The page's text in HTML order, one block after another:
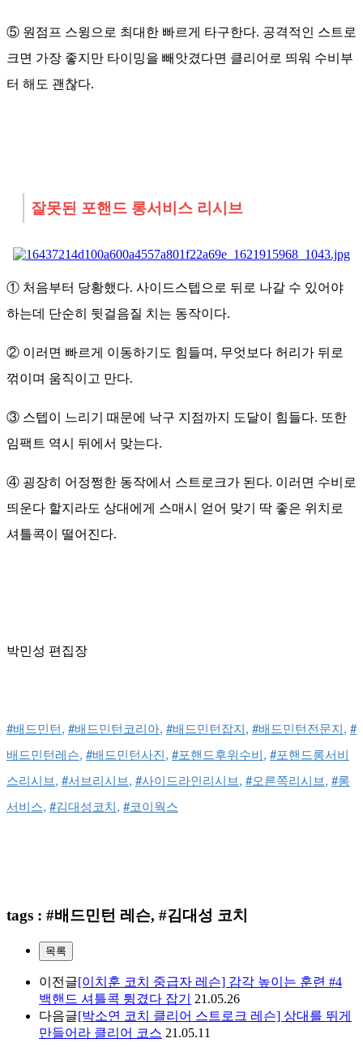
⑤ 원점프 스윙으로 최대한 빠르게 타구한다. 공격적인 스트로
크면 가장 좋지만 타이밍을 빼앗겼다면 클리어로 띄워 수비부
터 해도 괜찮다.
잘못된 포핸드 롱서비스 리시브
① 처음부터 당황했다. 사이드스텝으로 뒤로 나갈 수 있어야
하는데 단순히 뒷걸음질 치는 동작이다.
② 이러면 빠르게 이동하기도 힘들며, 무엇보다 허리가 뒤로
꺾이며 움직이고 만다.
③ 스텝이 느리기 때문에 낙구 지점까지 도달이 힘들다. 또한
임팩트 역시 뒤에서 맞는다.
④ 굉장히 어정쩡한 동작에서 스트로크가 된다. 이러면 수비로
띄운다 할지라도 상대에게 스매시 얻어 맞기 딱 좋은 위치로
셔틀콕이 떨어진다.
박민성 편집장
#배드민턴, #배드민턴코리아, #배드민턴잡지, #배드민턴전문지, #
배드민턴레슨, #배드민턴사진, #포핸드후위수비, #포핸드롱서비
스리시브, #서브리시브, #사이드라인리시브, #오른쪽리시브, #롱
서비스, #김대성코치, #코이웍스
tags : #배드민턴 레슨, #김대성 코치
목록
이전글[이치훈 코치 중급자 레슨] 감각 높이는 훈련 #4
백핸드 셔틀콕 튕겼다 잡기
21.05.26
다음글[박소연 코치 클리어 스트로크 레슨] 상대를 뛰게
만들어라 클리어 코스 21.05.11